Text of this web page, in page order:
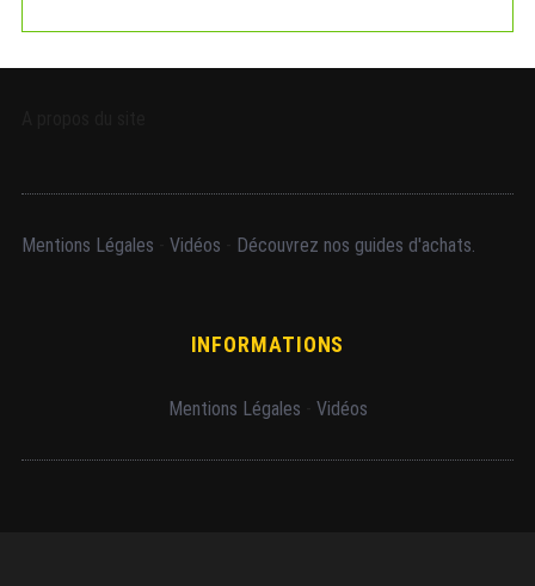
Mentions Légales Vidéos Découvrez nos guides d'achats.
INFORMATIONS
Mentions Légales Vidéos